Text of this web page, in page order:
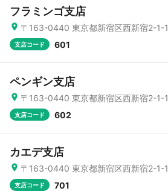
フラミンゴ支店
〒163-0440 東京都新宿区西新宿2-1-1
支店コード 601
ペンギン支店
〒163-0440 東京都新宿区西新宿2-1-1
支店コード 602
カエデ支店
〒163-0440 東京都新宿区西新宿2-1-1
支店コード 701